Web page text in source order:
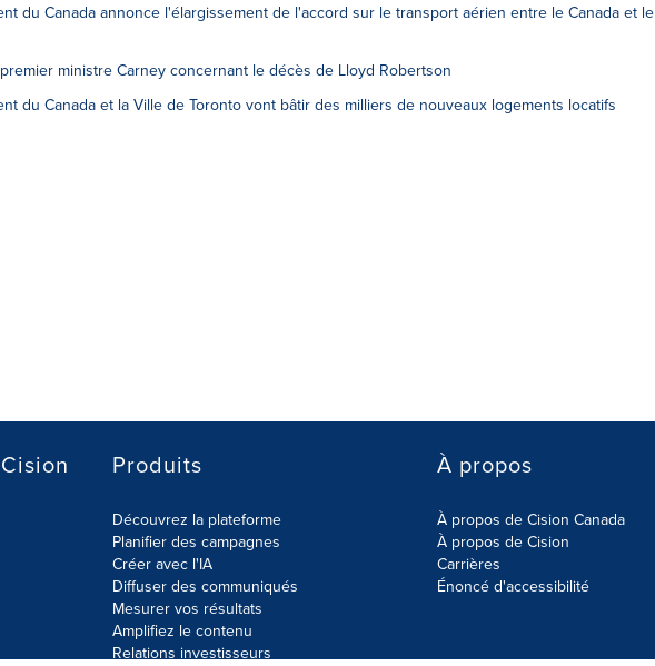
du Canada annonce l'élargissement de l'accord sur le transport aérien entre le Canada et le
ministre Carney concernant le décès de Lloyd Robertson
du Canada et la Ville de Toronto vont bâtir des milliers de nouveaux logements locatifs
Produits
Découvrez la plateforme
Planifier des campagnes
Créer avec l'IA
Diffuser des communiqués
Mesurer vos résultats
Amplifiez le contenu
Relations investisseurs
À propos
À propos de Cision Canada
À propos de Cision
Carrières
Énoncé d'accessibilité